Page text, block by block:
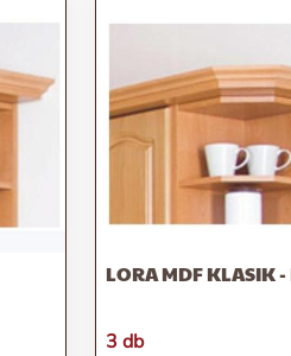
LORA MDF KLASIK -
3 db